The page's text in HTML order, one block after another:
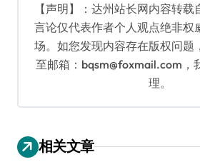
【声明】：达州站长网内容转
言论仅代表作者个人观点绝非权
场。如您发现内容存在版权问题
至邮箱：bqsm@foxmail.com，
理。
相关文章